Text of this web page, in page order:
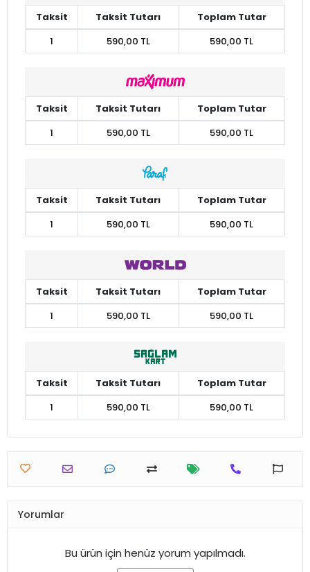
Taksit Taksit Tutarı
Toplam Tutar
1
590,00 TL 590,00 TL
Taksit Taksit Tutarı
Toplam Tutar
1
590,00 TL 590,00 TL
Taksit Taksit Tutarı
Toplam Tutar
1
590,00 TL 590,00 TL
Taksit Taksit Tutarı
Toplam Tutar
1
590,00 TL 590,00 TL
Taksit Taksit Tutarı
Toplam Tutar
1
590,00 TL 590,00 TL
Yorumlar
Bu ürün için henüz yorum yapılmadı.